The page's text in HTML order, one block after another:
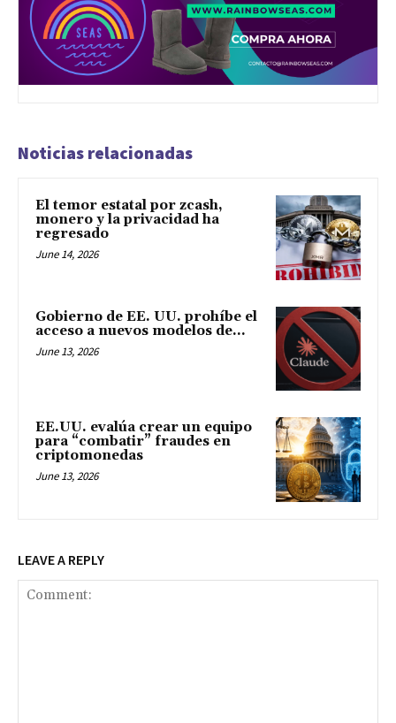
Noticias relacionadas
El temor estatal por zcash,
monero y la privacidad ha
regresado
June 14, 2026
Gobierno de EE. UU. prohíbe el
acceso a nuevos modelos de...
June 13, 2026
EE.UU. evalúa crear un equipo
para “combatir” fraudes en
criptomonedas
June 13, 2026
LEAVE A REPLY